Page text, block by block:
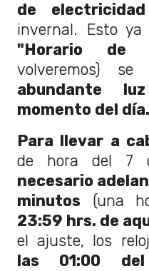
de
invernal. Esto ya
"Horario de
volveremos) se
abundante
momento del día.
Para llevar a
de hora del 7
necesario
minutos (una
23:59 hrs. de
el ajuste, los
las 01:00